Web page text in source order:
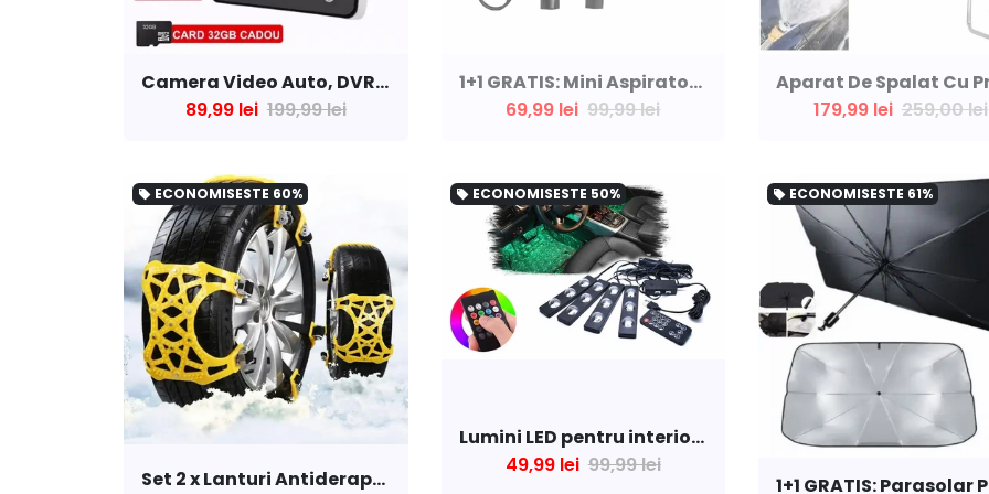
Camera Video Auto, DVR, Full HD 1080p, Ecran 2.4 inch + Card 64 GB CADOU
89,99 lei 199,99 lei
1+1 GRATIS: Mini Aspirator Portabil Pentru Masina, Cu Alimentare La USB + 3 Capete De Aspirare Diferite
69,99 lei 99,99 lei
179,99 lei 259,00 lei
local_offer ECONOMISESTE 60%
Set 2 x Lanturi Antiderapante Pentru Zapada
local_offer ECONOMISESTE 50%
Lumini LED pentru interiorul auto DiscoDots
49,99 lei 99,99 lei
local_offer ECONOMISESTE 61%